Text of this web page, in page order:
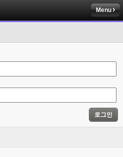
Menu
로그인